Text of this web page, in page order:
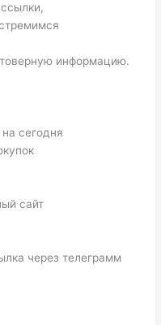
информацию.
сегодня
сайт
через телеграмм